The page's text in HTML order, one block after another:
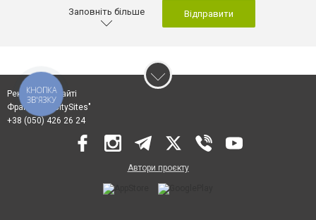
Заповніть більше Відправити
Реклама на сайті
Франшиза "CitySites"
+38 (050) 426 26 24
Автори проєкту
КНОПКА
ЗВ'ЯЗКУ